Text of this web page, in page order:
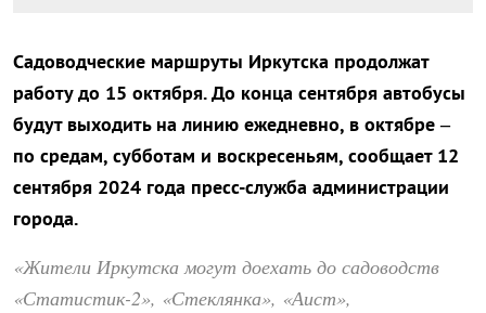
Садоводческие маршруты Иркутска продолжат
работу до 15 октября. До конца сентября автобусы
будут выходить на линию ежедневно, в октябре –
по средам, субботам и воскресеньям, сообщает 12
сентября 2024 года пресс-служба администрации
города.
«Жители Иркутска могут доехать до садоводств
«Статистик-2», «Стеклянка», «Аист»,